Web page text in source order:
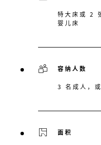
特大床或 2
婴儿床
容纳人数
3 名成人，
面积